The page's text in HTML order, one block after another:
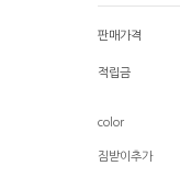
판매가격
적립금
color
짐받이추가